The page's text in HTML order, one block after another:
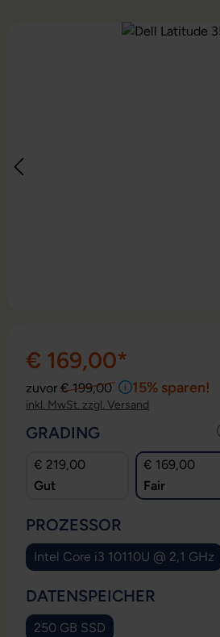
Bildergalerie überspringen
€ 169,00*
zuvor € 199,00 15% sparen!
inkl. MwSt. zzgl. Versand
GRADING
€ 219,00
Gut
€ 169,00
Fair
PROZESSOR
Intel Core i3 10110U @ 2,1 GHz
DATENSPEICHER
250 GB SSD